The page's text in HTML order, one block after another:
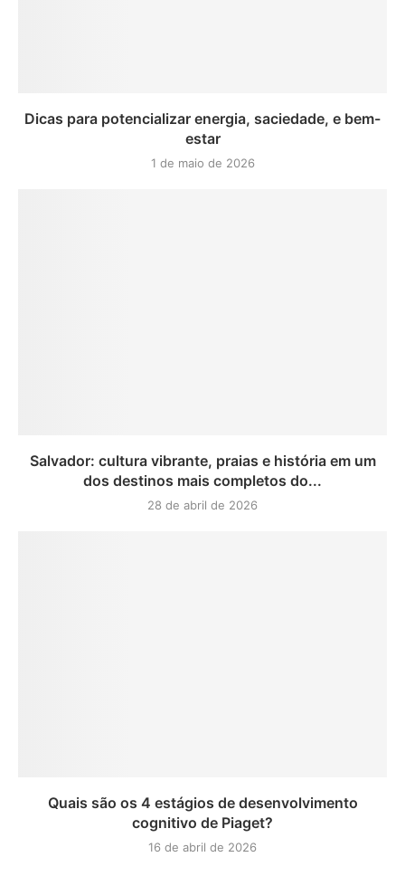
Dicas para potencializar energia, saciedade, e bem-
estar
1 de maio de 2026
Salvador: cultura vibrante, praias e história em um
dos destinos mais completos do...
28 de abril de 2026
Quais são os 4 estágios de desenvolvimento
cognitivo de Piaget?
16 de abril de 2026